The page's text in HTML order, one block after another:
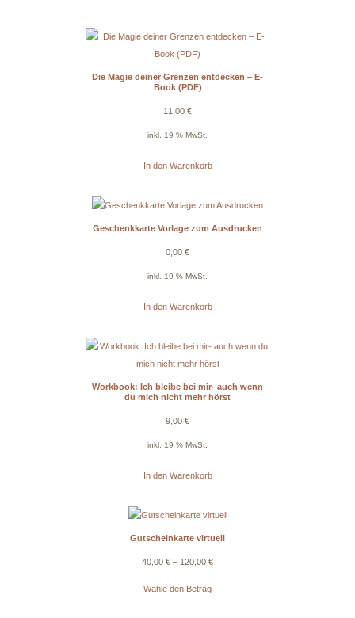
Die Magie deiner Grenzen entdecken – E-
Book (PDF)
11,00 €
inkl. 19 % MwSt.
In den Warenkorb
Geschenkkarte Vorlage zum Ausdrucken
0,00 €
inkl. 19 % MwSt.
In den Warenkorb
Workbook: Ich bleibe bei mir- auch wenn
du mich nicht mehr hörst
9,00 €
inkl. 19 % MwSt.
In den Warenkorb
Gutscheinkarte virtuell
40,00 € – 120,00 €
Wähle den Betrag